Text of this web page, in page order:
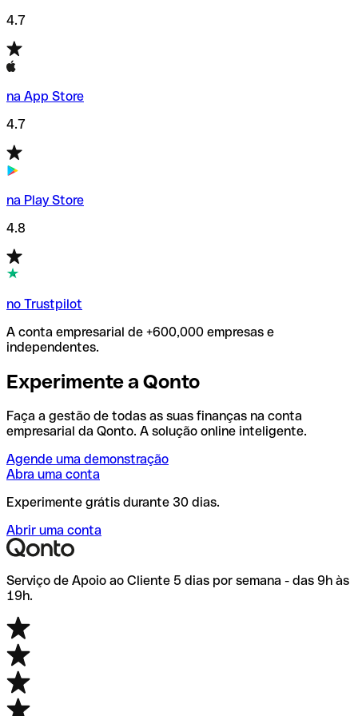
4.7
na App Store
4.7
na Play Store
4.8
no Trustpilot
A conta empresarial de +600,000 empresas e
independentes.
Experimente a Qonto
Faça a gestão de todas as suas finanças na conta
empresarial da Qonto. A solução online inteligente.
Agende uma demonstração
Abra uma conta
Experimente grátis durante 30 dias.
Abrir uma conta
Serviço de Apoio ao Cliente 5 dias por semana - das 9h às
19h.